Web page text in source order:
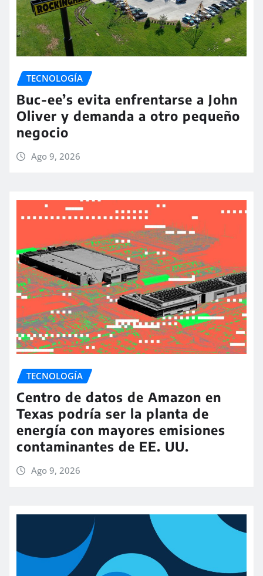
TECNOLOGÍA
Buc-ee’s evita enfrentarse a John
Oliver y demanda a otro pequeño
negocio
Ago 9, 2026
TECNOLOGÍA
Centro de datos de Amazon en
Texas podría ser la planta de
energía con mayores emisiones
contaminantes de EE. UU.
Ago 9, 2026